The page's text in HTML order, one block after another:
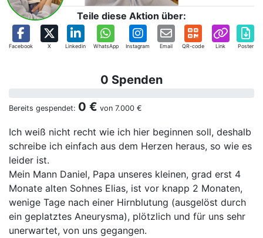
Teile diese Aktion über:
Facebook X Linkedin WhatsApp Instagram Email QR-code Link Poster
0 Spenden
Bereits gespendet: 0 € von 7.000 €
Ich weiß nicht recht wie ich hier beginnen soll, deshalb
schreibe ich einfach aus dem Herzen heraus, so wie es
leider ist.
Mein Mann Daniel, Papa unseres kleinen, grad erst 4
Monate alten Sohnes Elias, ist vor knapp 2 Monaten,
wenige Tage nach einer Hirnblutung (ausgelöst durch
ein geplatztes Aneurysma), plötzlich und für uns sehr
unerwartet, von uns gegangen.